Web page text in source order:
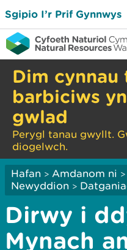
Sgipio I’r Prif Gynnwys
Dim cynnau
barbiciws
gwlad
Perygl tanau gwyllt.
diogelwch.
Hafan > Amdanom ni >
Newyddion >
Dirwy i
Mynach